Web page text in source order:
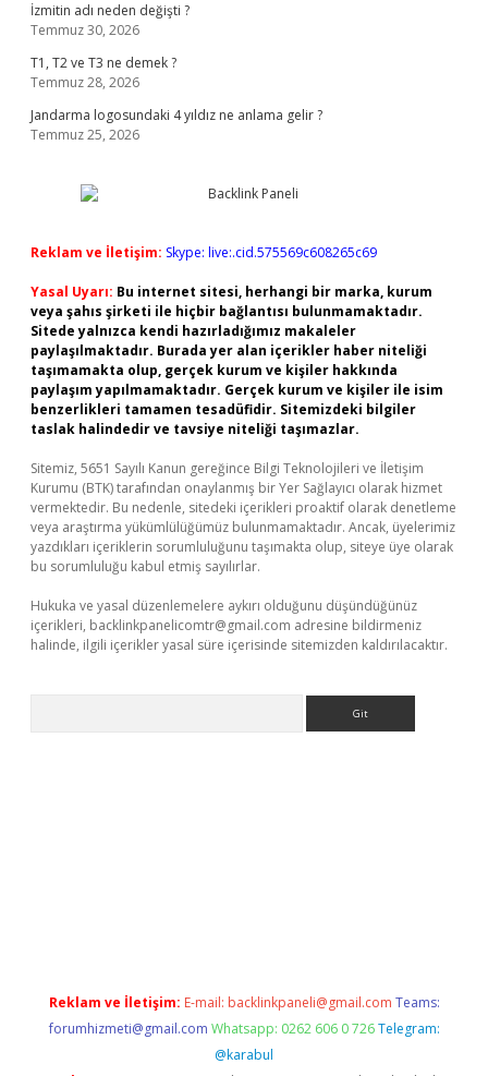
İzmitin adı neden değişti ?
Temmuz 30, 2026
T1, T2 ve T3 ne demek ?
Temmuz 28, 2026
Jandarma logosundaki 4 yıldız ne anlama gelir ?
Temmuz 25, 2026
Reklam ve İletişim: Skype: live:.cid.575569c608265c69
Yasal Uyarı: Bu internet sitesi, herhangi bir marka, kurum
veya şahıs şirketi ile hiçbir bağlantısı bulunmamaktadır.
Sitede yalnızca kendi hazırladığımız makaleler
paylaşılmaktadır. Burada yer alan içerikler haber niteliği
taşımamakta olup, gerçek kurum ve kişiler hakkında
paylaşım yapılmamaktadır. Gerçek kurum ve kişiler ile isim
benzerlikleri tamamen tesadüfidir. Sitemizdeki bilgiler
taslak halindedir ve tavsiye niteliği taşımazlar.
Sitemiz, 5651 Sayılı Kanun gereğince Bilgi Teknolojileri ve İletişim
Kurumu (BTK) tarafından onaylanmış bir Yer Sağlayıcı olarak hizmet
vermektedir. Bu nedenle, sitedeki içerikleri proaktif olarak denetleme
veya araştırma yükümlülüğümüz bulunmamaktadır. Ancak, üyelerimiz
yazdıkları içeriklerin sorumluluğunu taşımakta olup, siteye üye olarak
bu sorumluluğu kabul etmiş sayılırlar.
Hukuka ve yasal düzenlemelere aykırı olduğunu düşündüğünüz
içerikleri, backlinkpanelicomtr@gmail.com adresine bildirmeniz
halinde, ilgili içerikler yasal süre içerisinde sitemizden kaldırılacaktır.
Reklam ve İletişim: E-mail: backlinkpaneli@gmail.com Teams:
forumhizmeti@gmail.com Whatsapp: 0262 606 0 726 Telegram:
@karabul